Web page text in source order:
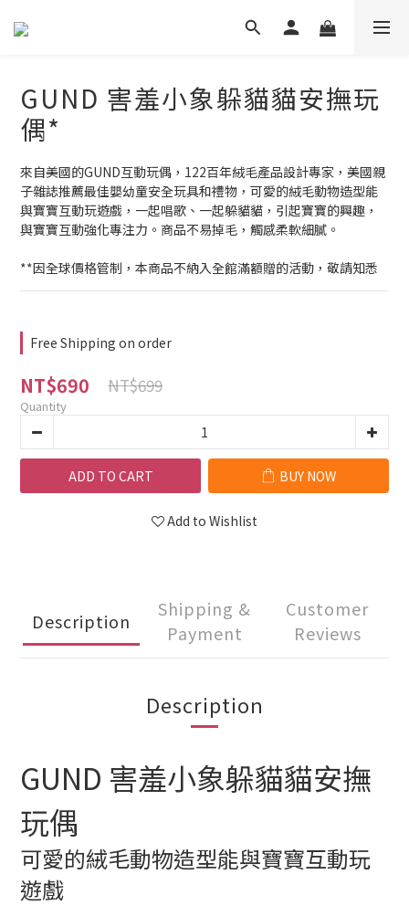
GUND 害羞小象躲貓貓安撫玩
偶*
來自美國的GUND互動玩偶，122百年絨毛產品設計專家，美國親
子雜誌推薦最佳嬰幼童安全玩具和禮物，可愛的絨毛動物造型能
與寶寶互動玩遊戲，一起唱歌、一起躲貓貓，引起寶寶的興趣，
與寶寶互動強化專注力。商品不易掉毛，觸感柔軟細膩。
**因全球價格管制，本商品不納入全館滿額贈的活動，敬請知悉
Free Shipping on order
NT$690 NT$699
Quantity
ADD TO CART BUY NOW
Add to Wishlist
Description
Shipping &
Payment
Customer
Reviews
Description
GUND 害羞小象躲貓貓安撫
玩偶
可愛的絨毛動物造型能與寶寶互動玩
遊戲